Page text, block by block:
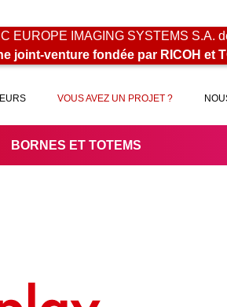
EUROPE IMAGING SYSTEMS S.A.
joint-venture fondée par RICOH et
VOUS AVEZ UN PROJET ?
BORNES ET TOTEMS